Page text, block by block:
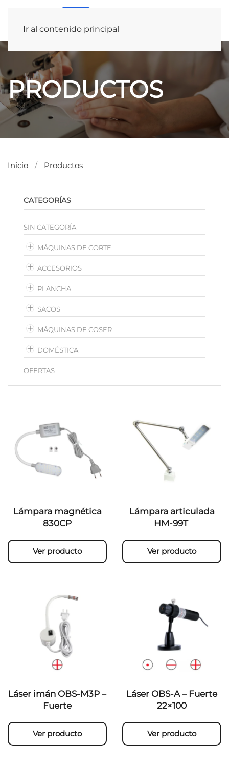
Ir al contenido principal
PRODUCTOS
Inicio Productos
CATEGORÍAS
SIN CATEGORÍA
MÁQUINAS DE CORTE
ACCESORIOS
PLANCHA
SACOS
MÁQUINAS DE COSER
DOMÉSTICA
OFERTAS
Lámpara magnética
830CP
Ver producto
Lámpara articulada
HM-99T
Ver producto
Láser imán OBS-M3P –
Fuerte
Ver producto
Láser OBS-A – Fuerte
22×100
Ver producto